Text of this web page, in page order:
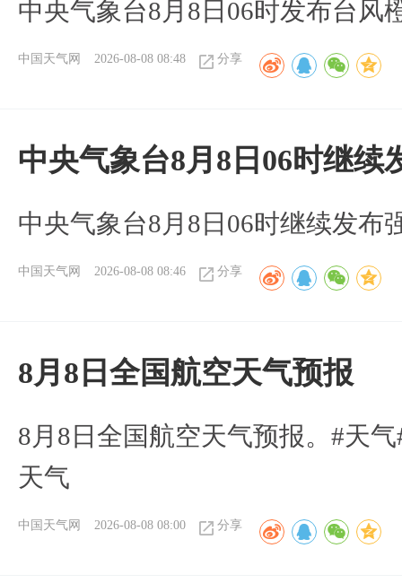
中央气象台8月8日06时发布台风
中国天气网 2026-08-08 08:48 分享
中央气象台8月8日06时继
中央气象台8月8日06时继续发布
中国天气网 2026-08-08 08:46 分享
8月8日全国航空天气预报
8月8日全国航空天气预报。#天
天气
中国天气网 2026-08-08 08:00 分享